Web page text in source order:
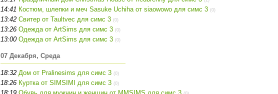
14:41 Костюм, шлепки и меч Sasuke Uchiha от siaowowo для симс 3 (0)
13:42 Свитер от Taultvec для симс 3 (0)
13:26 Одежда от ArtSims для симс 3 (0)
13:00 Одежда от ArtSims для симс 3 (0)
07 Декабря, Среда
18:32 Дом от Pralinesims для симс 3 (0)
18:26 Куртка от SIMSIMI для симс 3 (0)